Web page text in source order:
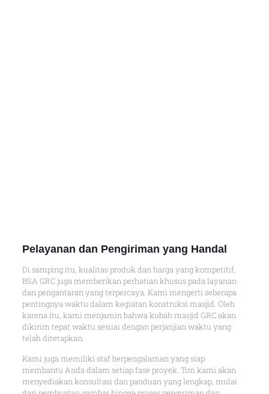
Pelayanan dan Pengiriman yang Handal
Di samping itu, kualitas produk dan harga yang kompetitif,
BSA GRC juga memberikan perhatian khusus pada layanan
dan pengantaran yang terpercaya. Kami mengerti seberapa
pentingnya waktu dalam kegiatan konstruksi masjid. Oleh
karena itu, kami menjamin bahwa kubah masjid GRC akan
dikirim tepat waktu sesuai dengan perjanjian waktu yang
telah ditetapkan.
Kami juga memiliki staf berpengalaman yang siap
membantu Anda dalam setiap fase proyek. Tim kami akan
menyediakan konsultasi dan panduan yang lengkap, mulai